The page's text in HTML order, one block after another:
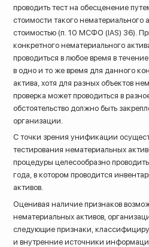
проводить тест на обесценение
стоимости такого нематериального
стоимостью (п. 10 МСФО (IAS) 36).
конкретного нематериального
проводиться в любое время в
в одно и то же время для данного
актива, хотя для разных объектов
проверка может проводиться в
обстоятельство должно быть
организации.
С точки зрения унификации
тестирования нематериальных
процедуры целесообразно
года, в котором проводится
активов.
Оценивая наличие признаков
нематериальных активов,
следующие признаки,
и внутренние источники